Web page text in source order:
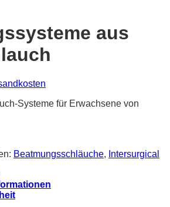
aus
Systeme für Erwachsene von
Beatmungsschläuche, Intersurgical